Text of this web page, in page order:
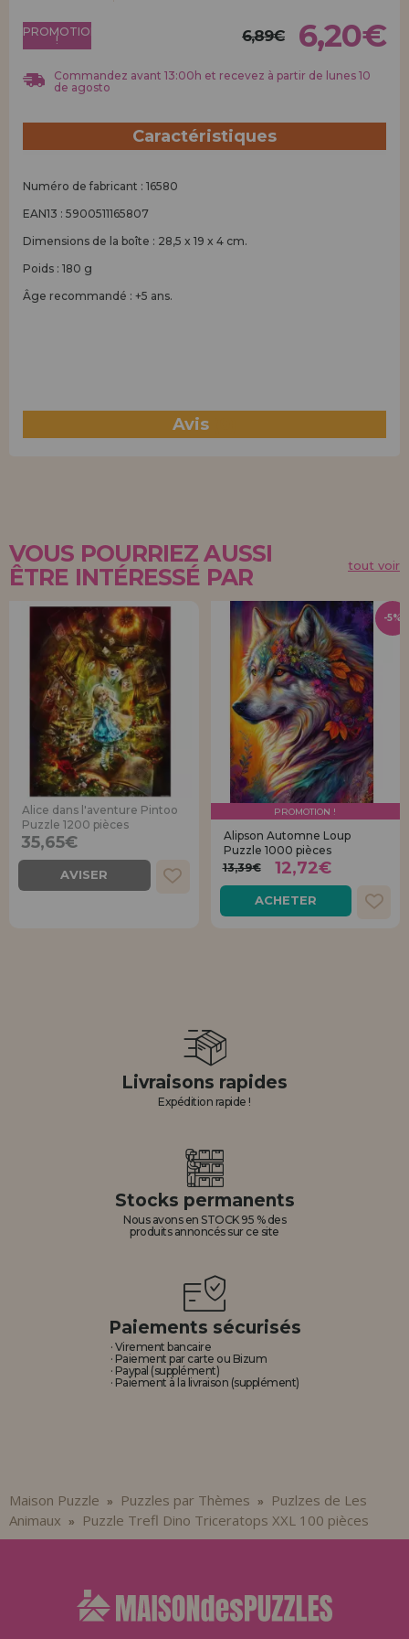
ENREGISTREMENT DISTRIBUTEUR
PROMOTION
! 6,89€ 6,20€
Commandez avant 13:00h et recevez à partir de lunes 10
de agosto
Caractéristiques
Numéro de fabricant : 16580
EAN13 : 5900511165807
Dimensions de la boîte : 28,5 x 19 x 4 cm.
Poids : 180 g
Âge recommandé : +5 ans.
Avis
VOUS POURRIEZ AUSSI
ÊTRE INTÉRESSÉ PAR
tout voir
Alice dans l'aventure Pintoo
Puzzle 1200 pièces
35,65€
AVISER
PROMOTION !
Alipson Automne Loup
Puzzle 1000 pièces
13,39€
12,72€
ACHETER
-5%
Livraisons rapides
Expédition rapide !
Stocks permanents
Nous avons en STOCK 95 % des
produits annoncés sur ce site
Paiements sécurisés
· Virement bancaire
· Paiement par carte ou Bizum
· Paypal (supplément)
· Paiement à la livraison (supplément)
Maison Puzzle » Puzzles par Thèmes »
Puzlzes de Les
Animaux » Puzzle Trefl Dino Triceratops XXL 100 pièces